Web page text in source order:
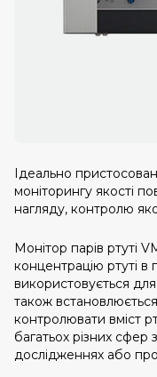
Ідеально
моніторингу якості
нагляду, контролю
Монітор парів ртуті
концентрацію ртуті в
використовується
також
контролювати вміст
багатьох різних сфер
дослідженнях або